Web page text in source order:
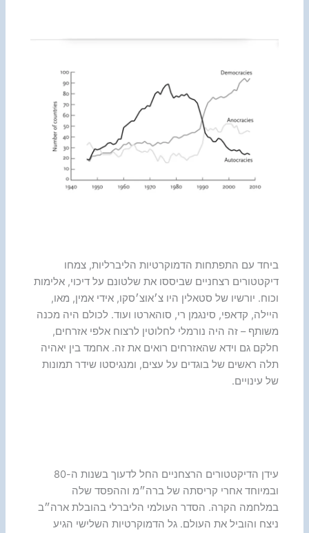
ביחד עם התפתחות הדמוקרטיות הליברליות, צמחו
דיקטטורים רצחניים שביססו את שלטונם על דיכוי, אלימות
וכוח. יורשיו של סטאלין היו צ׳אוצ׳סקו, אידי אמין, מאו,
היילה, קדאפי, סינגמן רי, סוהארטו ועוד. לכולם היה מכנה
משותף – זה היה נורמלי לחלוטין לרצוח אלפי אזרחים,
חלקם גם וידא שהאזרחים רואים את זה. אחמד בין יאהיה
תלה ראשים של בוגדים על עצים, ומנגיסטו שידר תמונות
של עינויים.
עידן הדיקטטורים הרצחניים החל לדעוך בשנות ה-80
ובמיוחד אחרי קריסתה של ברה״מ וההפסד שלה
במלחמה הקרה. הסדר העולמי הליברלי בהובלת ארה״ב
ניצח והוביל את העולם. גל הדמוקרטיות השלישי הגיע